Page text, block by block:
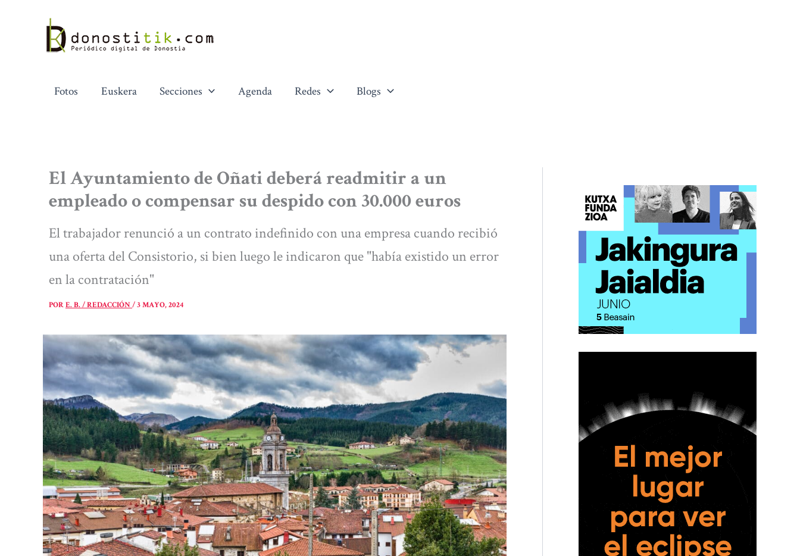
contenido
Fotos Euskera Secciones Agenda Redes Blogs
El Ayuntamiento de Oñati deberá readmitir a un
empleado o compensar su despido con 30.000 euros
El trabajador renunció a un contrato indefinido con una empresa cuando recibió
una oferta del Consistorio, si bien luego le indicaron que "había existido un error
en la contratación"
PORE. B. / REDACCIÓN/3 MAYO, 2024